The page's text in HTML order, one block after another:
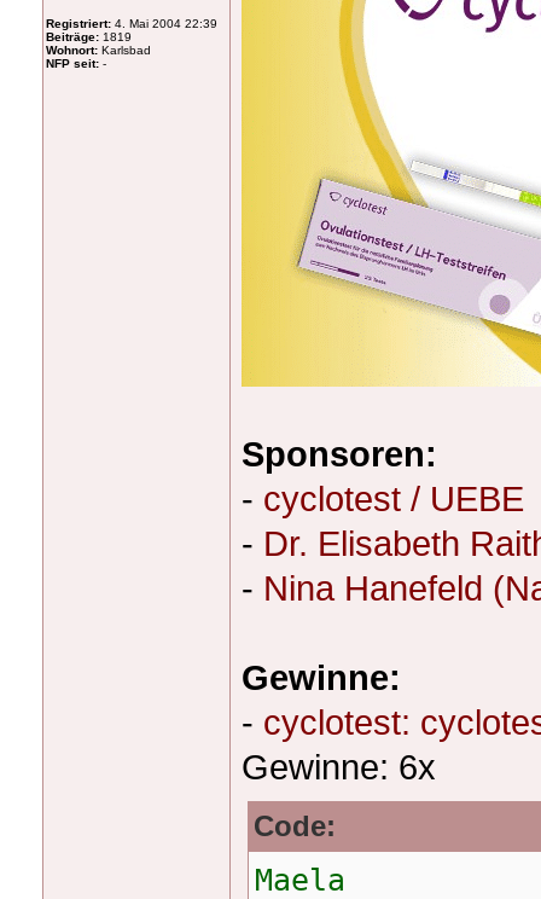
Registriert: 4. Mai 2004 22:39
Beiträge: 1819
Wohnort: Karlsbad
NFP seit: -
Sponsoren:
- cyclotest / UEBE
- Dr. Elisabeth
- Nina Hanefeld
Gewinne:
- cyclotest:
Gewinne: 6x
Code:
Maela